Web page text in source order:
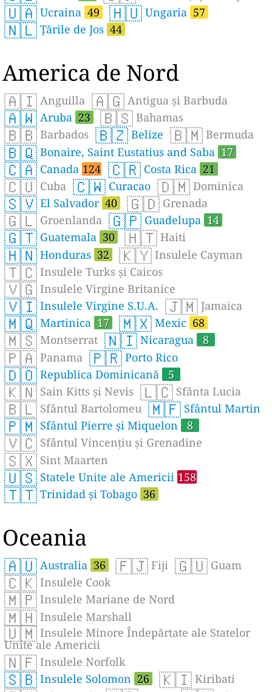
🇺🇦 Ucraina 49 🇭🇺 Ungaria 57
🇳🇱 Țările de Jos 44
America de Nord
🇦🇮 Anguilla 🇦🇬 Antigua și Barbuda
🇦🇼 Aruba 23 🇧🇸 Bahamas
🇧🇧 Barbados 🇧🇿 Belize 🇧🇲 Bermuda
🇧🇶 Bonaire, Saint Eustatius and Saba 17
🇨🇦 Canada 124 🇨🇷 Costa Rica 21
🇨🇺 Cuba 🇨🇼 Curacao 🇩🇲 Dominica
🇸🇻 El Salvador 40 🇬🇩 Grenada
🇬🇱 Groenlanda 🇬🇵 Guadelupa 14
🇬🇹 Guatemala 30 🇭🇹 Haiti
🇭🇳 Honduras 32 🇰🇾 Insulele Cayman
🇹🇨 Insulele Turks și Caicos
🇻🇬 Insulele Virgine Britanice
🇻🇮 Insulele Virgine S.U.A. 🇯🇲 Jamaica
🇲🇶 Martinica 17 🇲🇽 Mexic 68
🇲🇸 Montserrat 🇳🇮 Nicaragua 8
🇵🇦 Panama 🇵🇷 Porto Rico
🇩🇴 Republica Dominicană 5
🇰🇳 Sain Kitts și Nevis 🇱🇨 Sfânta Lucia
🇧🇱 Sfântul Bartolomeu 🇲🇫 Sfântul Martin
🇵🇲 Sfântul Pierre și Miquelon 8
🇻🇨 Sfântul Vincențiu și Grenadine
🇸🇽 Sint Maarten
🇺🇸 Statele Unite ale Americii 158
🇹🇹 Trinidad și Tobago 36
Oceania
🇦🇺 Australia 36 🇫🇯 Fiji 🇬🇺 Guam
🇨🇰 Insulele Cook
🇲🇵 Insulele Mariane de Nord
🇲🇭 Insulele Marshall
🇺🇲 Insulele Minore Îndepărtate ale Statelor
Unite ale Americii
🇳🇫 Insulele Norfolk
🇸🇧 Insulele Solomon 26 🇰🇮 Kiribati